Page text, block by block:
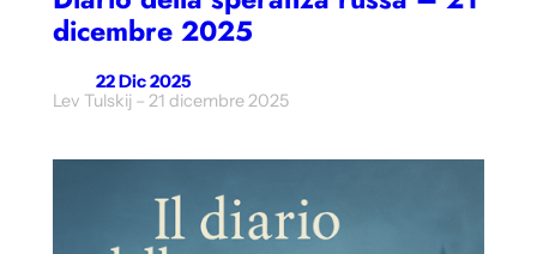
dicembre 2025
22 Dic 2025
Lev Tulskij – 21 dicembre 2025